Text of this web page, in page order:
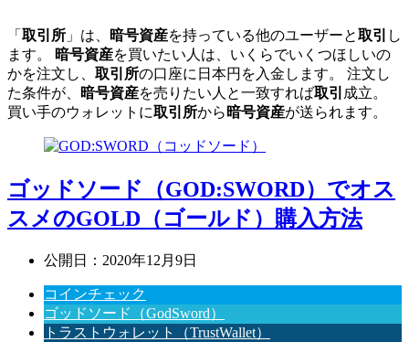
「 取引所 」は、 暗号資産を持っている他のユーザーと取引 し
ます。
暗号資産を買いたい人は、いくらでいくつほしいの
かを注文し、 取引所の口座に日本円を入金します。 注文し
た条件が、
暗号資産を売りたい人と一致すれば取引 成立。
買い手のウォレットに取引所から 暗号資産が送られます。
ゴッドソード（GOD:SWORD）でオス
スメのGOLD（ゴールド）購入方法
公開日： 2020年12月9日
コインチェック
ゴッドソード（GodSword）
トラストウォレット（TrustWallet）